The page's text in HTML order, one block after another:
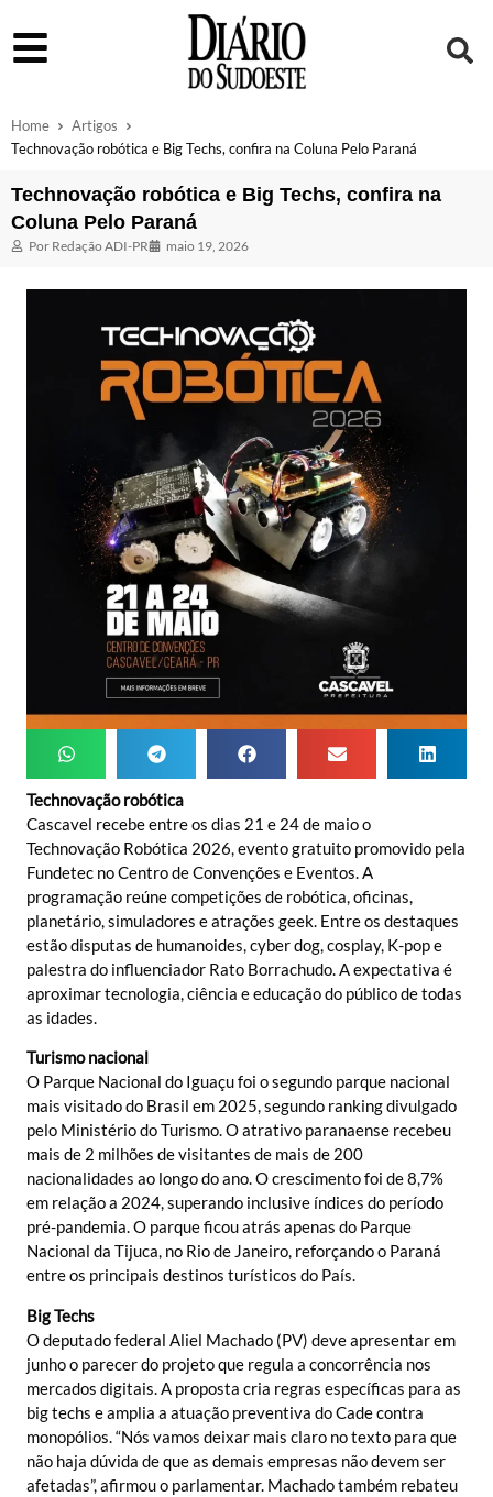
Home
Artigos
Technovação robótica e Big Techs, confira na Coluna Pelo Paraná
Technovação robótica e Big Techs, confira na
Coluna Pelo Paraná
Por Redação ADI-PR maio 19, 2026
Technovação robótica
Cascavel recebe entre os dias 21 e 24 de maio o
Technovação Robótica 2026, evento gratuito promovido pela
Fundetec no Centro de Convenções e Eventos. A
programação reúne competições de robótica, oficinas,
planetário, simuladores e atrações geek. Entre os destaques
estão disputas de humanoides, cyber dog, cosplay, K-pop e
palestra do influenciador Rato Borrachudo. A expectativa é
aproximar tecnologia, ciência e educação do público de todas
as idades.
Turismo nacional
O Parque Nacional do Iguaçu foi o segundo parque nacional
mais visitado do Brasil em 2025, segundo ranking divulgado
pelo Ministério do Turismo. O atrativo paranaense recebeu
mais de 2 milhões de visitantes de mais de 200
nacionalidades ao longo do ano. O crescimento foi de 8,7%
em relação a 2024, superando inclusive índices do período
pré-pandemia. O parque ficou atrás apenas do Parque
Nacional da Tijuca, no Rio de Janeiro, reforçando o Paraná
entre os principais destinos turísticos do País.
Big Techs
O deputado federal Aliel Machado (PV) deve apresentar em
junho o parecer do projeto que regula a concorrência nos
mercados digitais. A proposta cria regras específicas para as
big techs e amplia a atuação preventiva do Cade contra
monopólios. “Nós vamos deixar mais claro no texto para que
não haja dúvida de que as demais empresas não devem ser
afetadas”, afirmou o parlamentar. Machado também rebateu